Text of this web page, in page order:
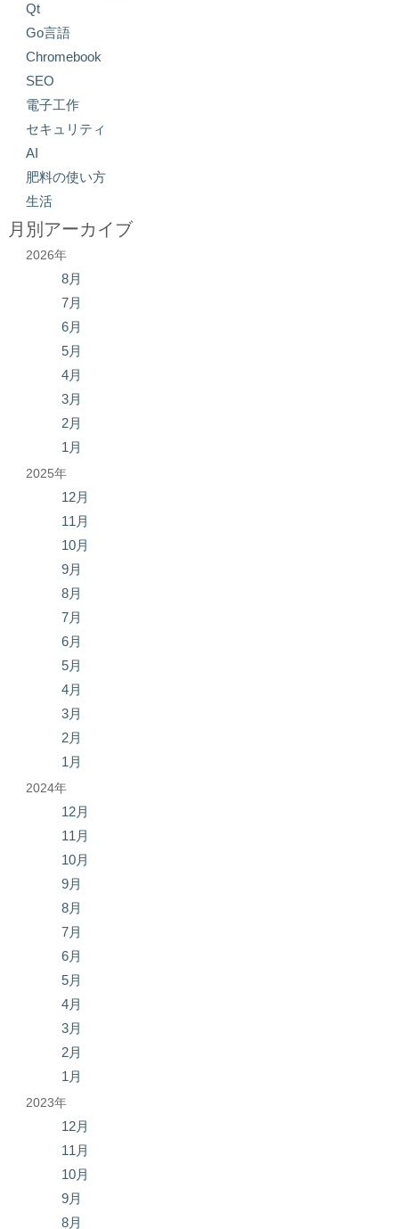
Qt
Go言語
Chromebook
SEO
電子工作
セキュリティ
AI
肥料の使い方
生活
月別アーカイブ
2026年
8月
7月
6月
5月
4月
3月
2月
1月
2025年
12月
11月
10月
9月
8月
7月
6月
5月
4月
3月
2月
1月
2024年
12月
11月
10月
9月
8月
7月
6月
5月
4月
3月
2月
1月
2023年
12月
11月
10月
9月
8月